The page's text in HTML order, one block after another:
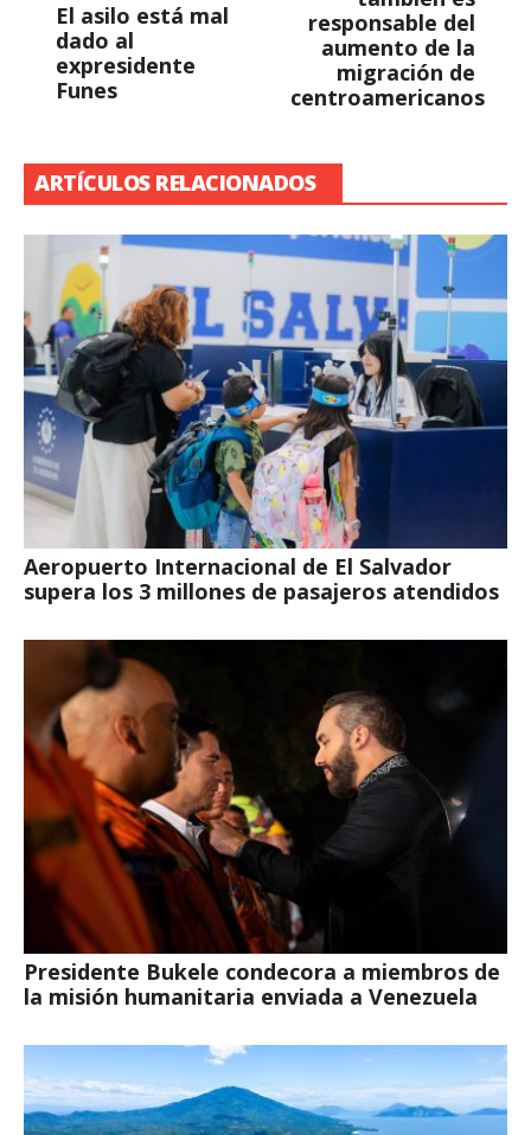
El asilo está mal
dado al
expresidente
Funes
responsable del
aumento de la
migración de
centroamericanos
ARTÍCULOS RELACIONADOS
Aeropuerto Internacional de El Salvador
supera los 3 millones de pasajeros atendidos
Presidente Bukele condecora a miembros de
la misión humanitaria enviada a Venezuela